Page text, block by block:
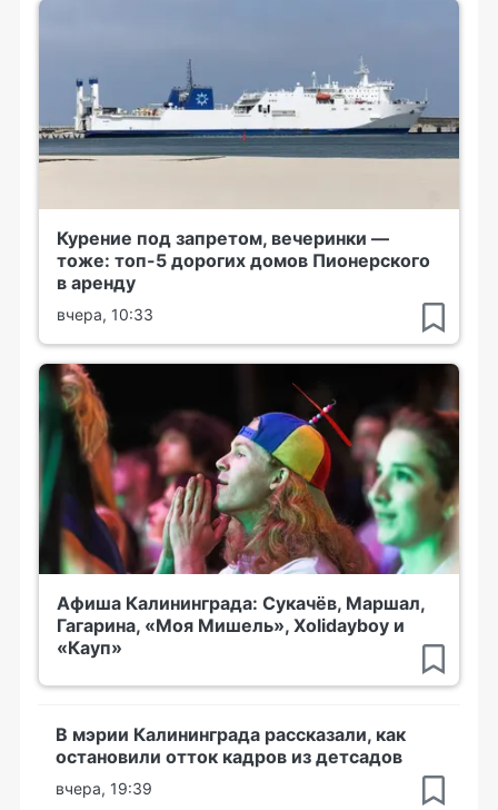
Курение под запретом, вечеринки —
тоже: топ-5 дорогих домов Пионерского
в аренду
вчера, 10:33
Афиша Калининграда: Сукачёв, Маршал,
Гагарина, «Моя Мишель», Xolidayboy и
«Кауп»
В мэрии Калининграда рассказали, как
остановили отток кадров из детсадов
вчера, 19:39